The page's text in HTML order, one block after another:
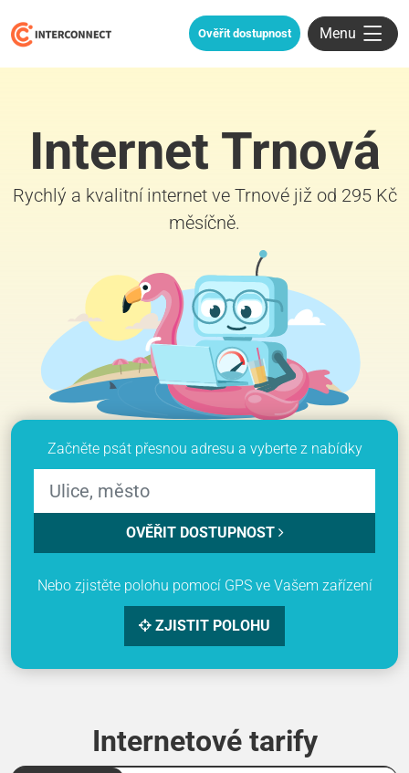
Ověřit dostupnost Menu
Internet Trnová
Rychlý a kvalitní internet ve Trnové již od 295 Kč
měsíčně.
Začněte psát přesnou adresu a vyberte z nabídky
OVĚŘIT DOSTUPNOST
Nebo zjistěte polohu pomocí GPS ve Vašem zařízení
ZJISTIT POLOHU
Internetové tarify